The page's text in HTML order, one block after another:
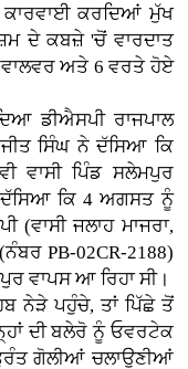
ਕਾਰਵਾਈ ਕਰਦਿਆਂ ਮੁੱਖ
ਦੇ ਕਬਜ਼ੇ 'ਚੋਂ ਵਾਰਦਾਤ
ਅਤੇ 6 ਵਰਤੇ ਹੋਏ
ਡੀਐਸਪੀ ਰਾਜਪਾਲ
ਸਿੰਘ ਨੇ ਦੱਸਿਆ ਕਿ
ਵਾਸੀ ਪਿੰਡ ਸਲੇਮਪੁਰ
ਦੱਸਿਆ ਕਿ 4 ਅਗਸਤ ਨੂੰ
(ਵਾਸੀ ਜਲਾਹ ਮਾਜਰਾ,
PB-02CR-2188)
ਵਾਪਸ ਆ ਰਿਹਾ ਸੀ।
ਨੇੜੇ ਪਹੁੰਚੇ, ਤਾਂ ਪਿੱਛੇ ਤੋਂ
ਦੀ ਬਲੇਰੋ ਨੂੰ ਓਵਰਟੇਕ
ਗੋਲੀਆਂ ਚਲਾਉਣੀਆਂ